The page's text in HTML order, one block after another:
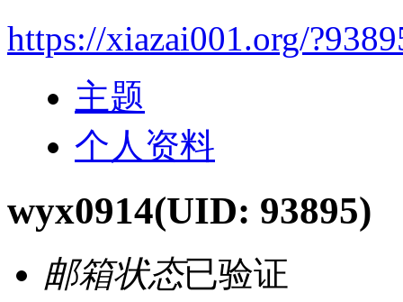
https://xiazai001.org/
主题
个人资料
wyx0914(UID: 93895)
邮箱状态已验证